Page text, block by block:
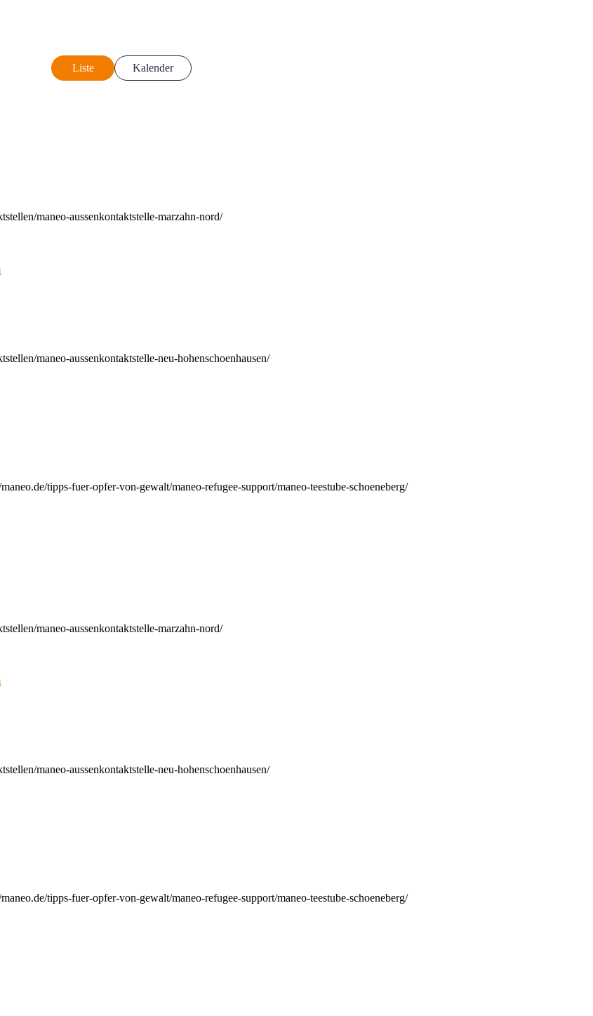
Liste Kalender
maneo-aussenkontaktstelle-marzahn-nord/
maneo-aussenkontaktstelle-neu-hohenschoenhausen/
tipps-fuer-opfer-von-gewalt/maneo-refugee-support/maneo-teestube-schoeneberg/
maneo-aussenkontaktstelle-marzahn-nord/
maneo-aussenkontaktstelle-neu-hohenschoenhausen/
tipps-fuer-opfer-von-gewalt/maneo-refugee-support/maneo-teestube-schoeneberg/